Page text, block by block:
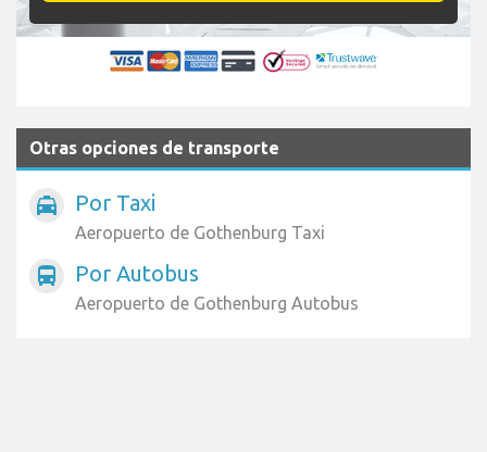
Otras opciones de transporte
local_taxi Por Taxi
Aeropuerto de Gothenburg Taxi
directions_bus Por Autobus
Aeropuerto de Gothenburg Autobus